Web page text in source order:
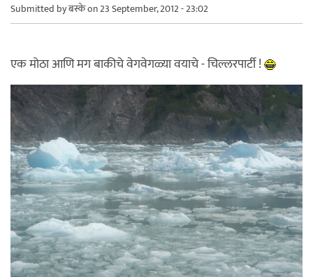
Submitted byबस्केon 23 September, 2012 - 23:02
एक मोठा आणि मग बाकीचे वेगवेगळ्या वयाचे - चिल्लरपार्टी !